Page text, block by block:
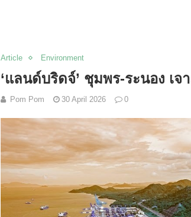
Article Environment
‘แลนด์บริดจ์’ ชุมพร-ระนอง เ
Pom Pom 30 April 2026 0